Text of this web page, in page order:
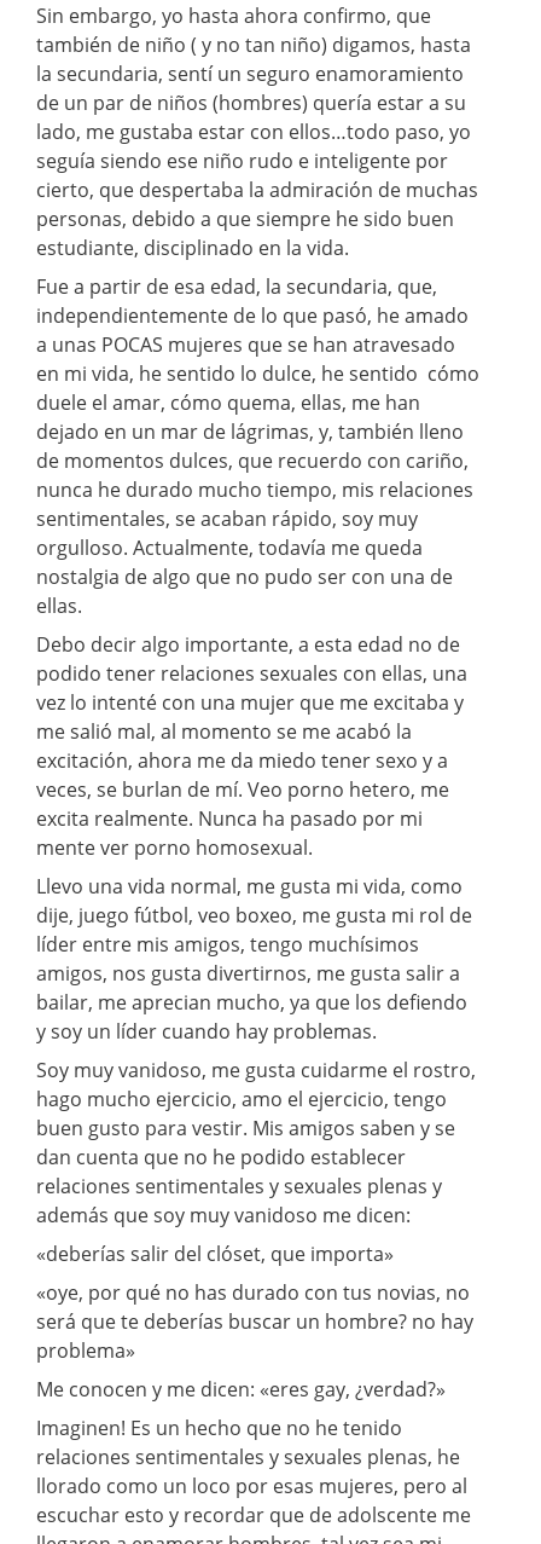
Sin embargo, yo hasta ahora confirmo, que
también de niño ( y no tan niño) digamos, hasta
la secundaria, sentí un seguro enamoramiento
de un par de niños (hombres) quería estar a su
lado, me gustaba estar con ellos…todo paso, yo
seguía siendo ese niño rudo e inteligente por
cierto, que despertaba la admiración de muchas
personas, debido a que siempre he sido buen
estudiante, disciplinado en la vida.
Fue a partir de esa edad, la secundaria, que,
independientemente de lo que pasó, he amado
a unas POCAS mujeres que se han atravesado
en mi vida, he sentido lo dulce, he sentido cómo
duele el amar, cómo quema, ellas, me han
dejado en un mar de lágrimas, y, también lleno
de momentos dulces, que recuerdo con cariño,
nunca he durado mucho tiempo, mis relaciones
sentimentales, se acaban rápido, soy muy
orgulloso. Actualmente, todavía me queda
nostalgia de algo que no pudo ser con una de
ellas.
Debo decir algo importante, a esta edad no de
podido tener relaciones sexuales con ellas, una
vez lo intenté con una mujer que me excitaba y
me salió mal, al momento se me acabó la
excitación, ahora me da miedo tener sexo y a
veces, se burlan de mí. Veo porno hetero, me
excita realmente. Nunca ha pasado por mi
mente ver porno homosexual.
Llevo una vida normal, me gusta mi vida, como
dije, juego fútbol, veo boxeo, me gusta mi rol de
líder entre mis amigos, tengo muchísimos
amigos, nos gusta divertirnos, me gusta salir a
bailar, me aprecian mucho, ya que los defiendo
y soy un líder cuando hay problemas.
Soy muy vanidoso, me gusta cuidarme el rostro,
hago mucho ejercicio, amo el ejercicio, tengo
buen gusto para vestir. Mis amigos saben y se
dan cuenta que no he podido establecer
relaciones sentimentales y sexuales plenas y
además que soy muy vanidoso me dicen:
«deberías salir del clóset, que importa»
«oye, por qué no has durado con tus novias, no
será que te deberías buscar un hombre? no hay
problema»
Me conocen y me dicen: «eres gay, ¿verdad?»
Imaginen! Es un hecho que no he tenido
relaciones sentimentales y sexuales plenas, he
llorado como un loco por esas mujeres, pero al
escuchar esto y recordar que de adolscente me